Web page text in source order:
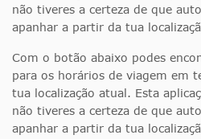
não tiveres a certeza de que
apanhar a partir da tua
Com o botão abaixo podes
para os horários de viagem em
tua localização atual. Esta
não tiveres a certeza de que
apanhar a partir da tua